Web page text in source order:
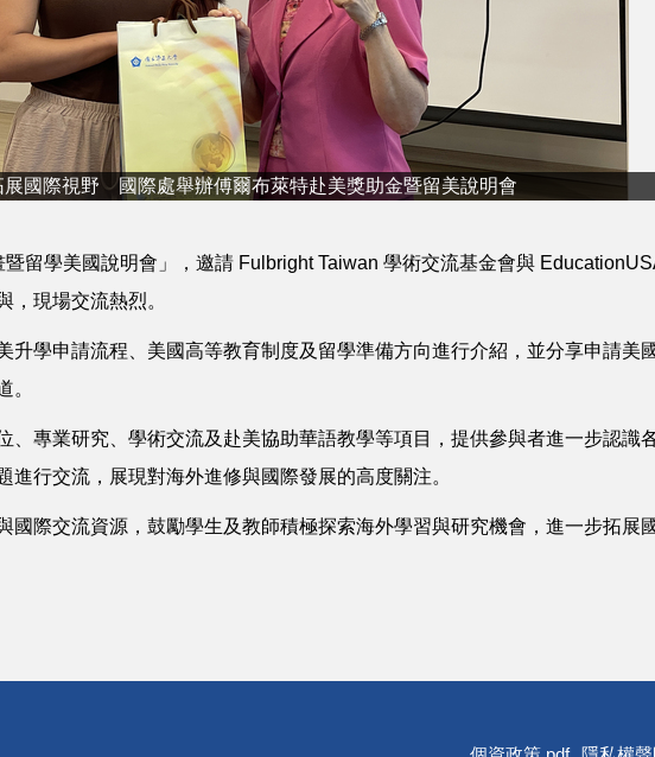
展國際視野 國際處舉辦傅爾布萊特赴美獎助金暨留美說明會
留學美國說明會」，邀請 Fulbright Taiwan 學術交流基金會與
，現場交流熱烈。
學申請流程、美國高等教育制度及留學準備方向進行介紹，並分享申請美
。
專業研究、學術交流及赴美協助華語教學等項目，提供參與者進一步認識
行交流，展現對海外進修與國際發展的高度關注。
際交流資源，鼓勵學生及教師積極探索海外學習與研究機會，進一步拓展